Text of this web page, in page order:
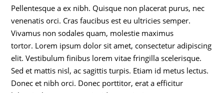
Pellentesque a ex nibh. Quisque non placerat purus, nec
venenatis orci. Cras faucibus est eu ultricies semper.
Vivamus non sodales quam, molestie maximus
tortor. Lorem ipsum dolor sit amet, consectetur adipiscing
elit. Vestibulum finibus lorem vitae fringilla scelerisque.
Sed et mattis nisl, ac sagittis turpis. Etiam id metus lectus.
Donec et nibh orci. Donec porttitor, erat a efficitur